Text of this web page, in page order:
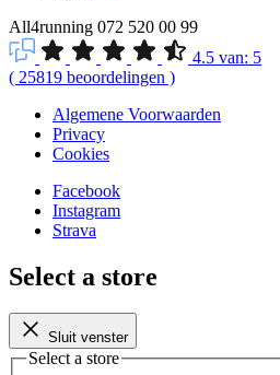
All4running 072 520 00 99
4.5 van: 5
( 25819 beoordelingen )
Algemene Voorwaarden
Privacy
Cookies
Facebook
Instagram
Strava
Select a store
Sluit venster
Select a store